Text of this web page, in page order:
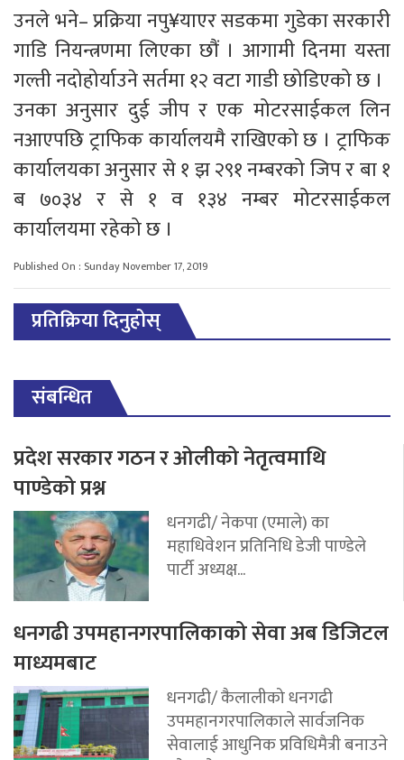
उनले भने– प्रक्रिया नपु¥याएर सडकमा गुडेका सरकारी
गाडि नियन्त्रणमा लिएका छौं । आगामी दिनमा यस्ता
गल्ती नदोहोर्याउने सर्तमा १२ वटा गाडी छोडिएको छ ।
उनका अनुसार दुई जीप र एक मोटरसाईकल लिन
नआएपछि ट्राफिक कार्यालयमै राखिएको छ । ट्राफिक
कार्यालयका अनुसार से १ झ २९१ नम्बरको जिप र बा १
ब ७०३४ र से १ व १३४ नम्बर मोटरसाईकल
कार्यालयमा रहेको छ ।
Published On : Sunday November 17, 2019
प्रतिक्रिया दिनुहोस्
संबन्धित
प्रदेश सरकार गठन र ओलीको नेतृत्वमाथि
पाण्डेको प्रश्न
धनगढी/ नेकपा (एमाले) का
महाधिवेशन प्रतिनिधि डेजी पाण्डेले
पार्टी अध्यक्ष...
धनगढी उपमहानगरपालिकाको सेवा अब डिजिटल
माध्यमबाट
धनगढी/ कैलालीको धनगढी
उपमहानगरपालिकाले सार्वजनिक
सेवालाई आधुनिक प्रविधिमैत्री बनाउने